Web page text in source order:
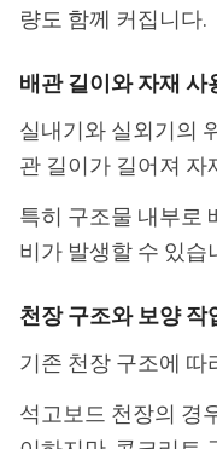
량도 함께 커집니다.
배관 길이와 자재 사
실내기와 실외기의
관 길이가 길어져 자
특히 구조물 내부로
비가 발생할 수 있습
천장 구조와 보양 작
기존 천장 구조에 따
석고보드 천장의 경